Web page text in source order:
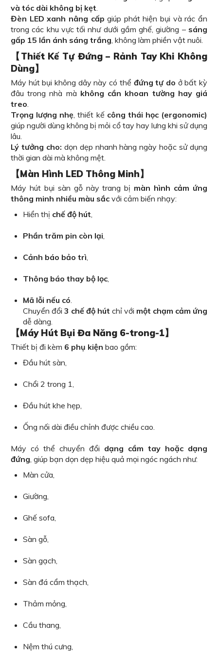
và tóc dài không bị kẹt
Đèn LED xanh nâng cấp giúp phát hiện bụi và rác ẩn
trong các khu vực tối như dưới gầm ghế, giường – sáng
gấp 15 lần ánh sáng trắng , không làm phiền vật nuôi.
【Thiết Kế Tự Đứng – Rảnh Tay Khi Không
Dùng】
Máy hút bụi không dây này có thể đứng tự do ở bất kỳ
đâu trong nhà mà không cần khoan tường hay giá
treo
Trọng lượng nhẹ , thiết kế công thái học (ergonomic)
giúp người dùng không bị mỏi cổ tay hay lưng khi sử dụng
lâu.
Lý tưởng cho: dọn dẹp nhanh hàng ngày hoặc sử dụng
thời gian dài mà không mệt.
【Màn Hình LED Thông Minh】
Máy hút bụi sàn gỗ này trang bị màn hình cảm ứng
thông minh nhiều màu sắc với cảm biến nhạy:
Hiển thị chế độ hút
Phần trăm pin còn lại
Cảnh báo bảo trì
Thông báo thay bộ lọc
Mã lỗi nếu có
Chuyển đổi 3 chế độ hút chỉ với một chạm cảm ứng
dễ dàng.
【Máy Hút Bụi Đa Năng 6-trong-1】
Thiết bị đi kèm 6 phụ kiện bao gồm:
Đầu hút sàn,
Chổi 2 trong 1,
Đầu hút khe hẹp,
Ống nối dài điều chỉnh được chiều cao.
Máy có thể chuyển đổi dạng cầm tay hoặc dạng
đứng , giúp bạn dọn dẹp hiệu quả mọi ngóc ngách như:
Màn cửa,
Giường,
Ghế sofa,
Sàn gỗ,
Sàn gạch,
Sàn đá cẩm thạch,
Thảm mỏng,
Cầu thang,
Nệm thú cưng,